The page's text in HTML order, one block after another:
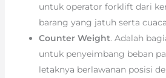
untuk operator forklift dari
barang yang jatuh serta
Counter Weight. Adalah
untuk penyeimbang beban
letaknya berlawanan posisi